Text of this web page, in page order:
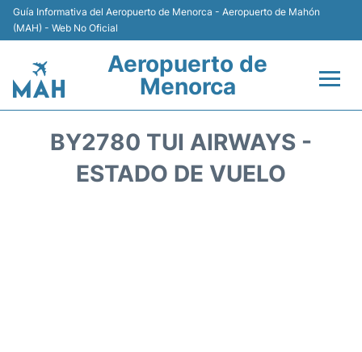
Guía Informativa del Aeropuerto de Menorca - Aeropuerto de Mahón
(MAH) - Web No Oficial
Aeropuerto de
Menorca
BY2780 TUI AIRWAYS -
ESTADO DE VUELO